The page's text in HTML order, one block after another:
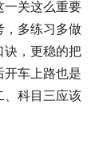
一关这么重要
，多练习多做
， 更稳的把
开车上路也是
、科目三应该